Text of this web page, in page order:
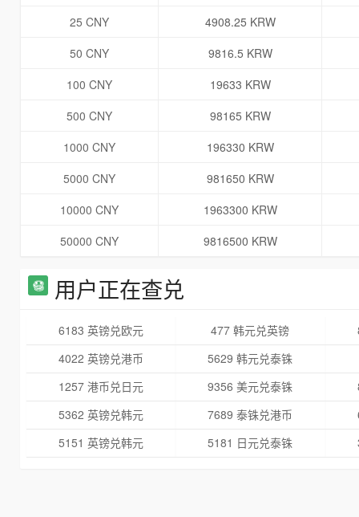
25 CNY
4908.25 KRW
50 CNY
9816.5 KRW
100 CNY
19633 KRW
500 CNY
98165 KRW
1000 CNY
196330 KRW
5000 CNY
981650 KRW
10000 CNY
1963300 KRW
50000 CNY
9816500 KRW
用户正在查兑
6183 英镑兑欧元 477 韩元兑英镑
4022 英镑兑港币
5629 韩元兑泰铢
1257 港币兑日元
9356 美元兑泰铢
5362 英镑兑韩元
7689 泰铢兑港币
5151 英镑兑韩元
5181 日元兑泰铢